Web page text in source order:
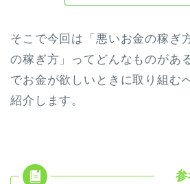
そこで今回は「悪いお金の稼ぎ
の稼ぎ方」ってどんなものがあ
でお金が欲しいときに取り組む
紹介します。